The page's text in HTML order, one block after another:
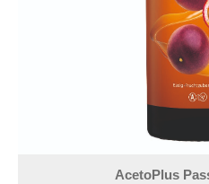
AcetoPlus